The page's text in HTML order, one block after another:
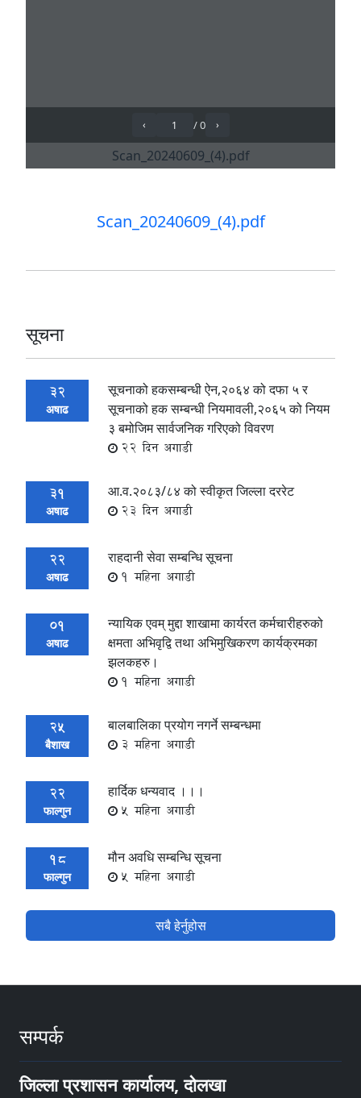
Scan_20240609_(4).pdf
सूचना
32
अषाढ
सूचनाको हकसम्बन्धी ऐन,२०६४ को दफा ५ र
सूचनाको हक सम्बन्धी नियमावली,२०६५ को नियम
३ बमोजिम सार्वजनिक गरिएको विवरण
22 दिन अगाडी
31
अषाढ
आ.व.२०८३/८४ को स्वीकृत जिल्ला दररेट
23 दिन अगाडी
22
अषाढ
राहदानी सेवा सम्बन्धि सूचना
1 महिना अगाडी
01
अषाढ
न्यायिक एवम् मुद्दा शाखामा कार्यरत कर्मचारीहरुको
क्षमता अभिवृद्वि तथा अभिमुखिकरण कार्यक्रमका
झलकहरु।
1 महिना अगाडी
25
बैशाख
बालबालिका प्रयोग नगर्ने सम्बन्धमा
3 महिना अगाडी
22
फाल्गुन
हार्दिक धन्यवाद ।।।
5 महिना अगाडी
18
फाल्गुन
मौन अवधि सम्बन्धि सूचना
5 महिना अगाडी
सबै हेर्नुहोस
सम्पर्क
जिल्ला प्रशासन कार्यालय, दोलखा